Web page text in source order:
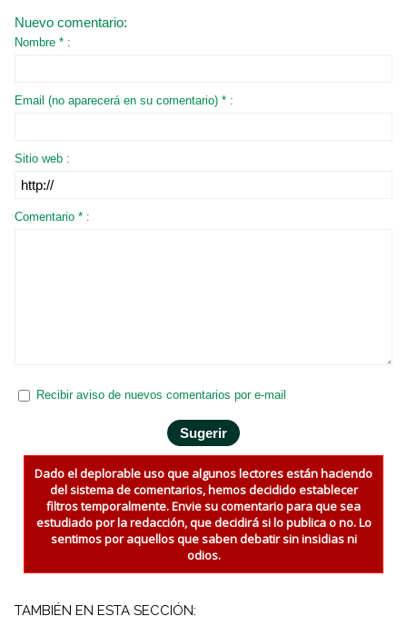
Nuevo comentario:
Nombre * :
Email (no aparecerá en su comentario) * :
Sitio web :
Comentario * :
Recibir aviso de nuevos comentarios por e-mail
Dado el deplorable uso que algunos lectores están haciendo
del sistema de comentarios, hemos decidido establecer
filtros temporalmente. Envie su comentario para que sea
estudiado por la redacción, que decidirá si lo publica o no. Lo
sentimos por aquellos que saben debatir sin insidias ni
odios.
TAMBIÉN EN ESTA SECCIÓN: